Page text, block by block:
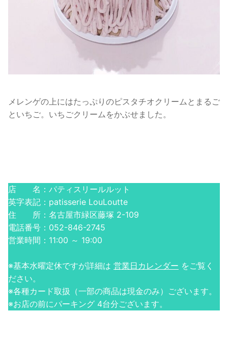
メレンゲの上にはたっぷりのピスタチオクリームとまるご
といちご。いちごクリームをかぶせました。
店 名：パティスリールルット
英字表記：patisserie LouLoutte
住 所：名古屋市緑区藤塚 2-109
電話番号：052-846-2745
営業時間：11:00 ～ 19:00
※基本水曜定休ですが詳細は 営業日カレンダー をご覧く
ださい。
※各種カード取扱（一部の商品は現金のみ）ございます。
※お店の前にパーキング 4台分ございます。